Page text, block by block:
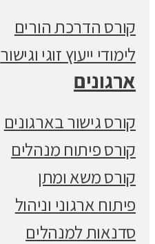
קורס הדרכת הורים
לימודי ייעוץ זוגי וגישור
ארגונים
קורס גישור בארגונים
קורס פיתוח מנהלים
קורס משא ומתן
פיתוח ארגוני וניהול
סדנאות למנהלים